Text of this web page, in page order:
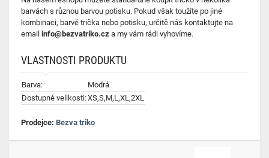
barvách s různou barvou potisku. Pokud však toužíte po jiné
kombinaci, barvě trička nebo potisku, určitě nás kontaktujte na
email info@bezvatriko.cz a my vám rádi vyhovíme.
VLASTNOSTI PRODUKTU
Barva:
Modrá
Dostupné velikosti:XS,S,M,L,XL,2XL
Prodejce: Bezva triko